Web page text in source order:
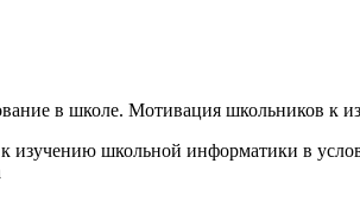
в школе. Мотивация школьников к
изучению школьной информатики в